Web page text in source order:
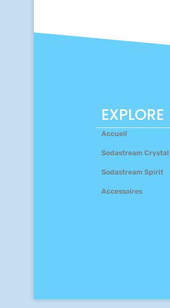
EXPLORE
Accueil
Sodastream Crystal
Sodastream Spirit
Accessoires